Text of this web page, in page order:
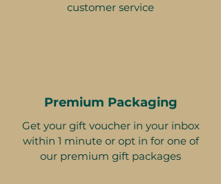
customer service
Premium Packaging
Get your gift voucher in your inbox
within 1 minute or opt in for one of
our premium gift packages